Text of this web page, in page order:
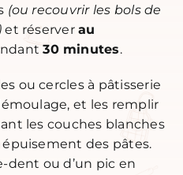
(ou recouvrir les bols de
et réserverau
30 minutes.
ou cercles à pâtisserie
et les remplir
les couches blanches
épuisement des pâtes.
dent ou d’un pic en